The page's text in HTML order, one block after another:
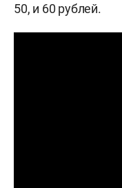
50, и 60 рублей.